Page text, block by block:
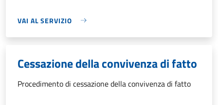
VAI AL SERVIZIO
Cessazione della convivenza di fatto
Procedimento di cessazione della convivenza di fatto